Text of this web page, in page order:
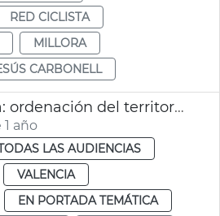
RED CICLISTA
MILLORA
CARBONELL
Comisión dana: ordenación del territorio
año
LAS AUDIENCIAS
VALENCIA
EN PORTADA TEMÁTICA